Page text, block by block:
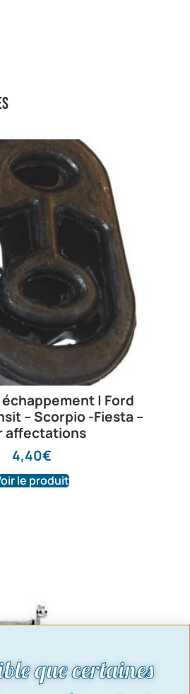
| Ford
– Scorpio -Fiesta –
affectations
4,40€
le produit
que certaines